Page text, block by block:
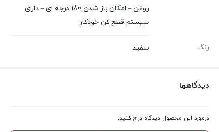
روغن – امکان باز شدن 180 درجه ای – دارای
سیستم قطع کن خودکار
رنگ سفید
دیدگاهها
درمورد این محصول دیدگاه درج کنید.